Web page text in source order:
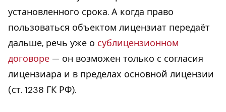
установленного срока. А когда право
пользоваться объектом лицензиат передаёт
дальше, речь уже о сублицензионном
договоре — он возможен только с согласия
лицензиара и в пределах основной лицензии
(ст. 1238 ГК РФ).